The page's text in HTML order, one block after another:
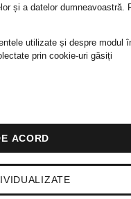
+reducere
și a datelor dumneavoastră.
utilizate și despre modul
prin cookie-uri găsiți
ACORD